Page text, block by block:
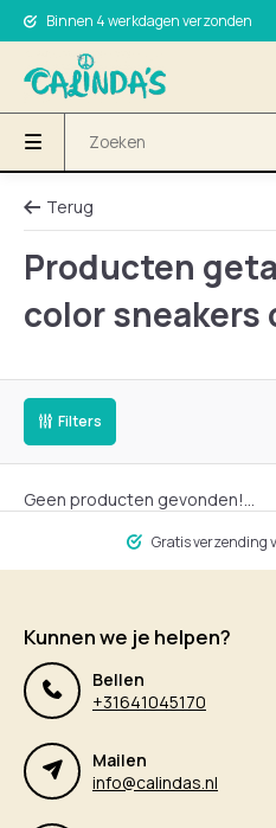
Binnen 4 werkdagen verzonden
Terug
Producten
color sneakers
Filters
Geen producten gevonden!...
Gratis verzending
Kunnen we je helpen?
Bellen
+31641045170
Mailen
info@calindas.nl